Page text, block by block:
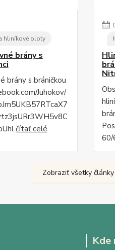
hliníkové ploty
brány s
brány s bráničkou
Juhokov/
čítať celé
60/
Zobraziť všetky články
Kde